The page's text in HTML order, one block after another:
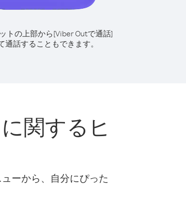
トの上部から[Viber Outで通話]
通話することもできます。
関するヒ
ーから、自分にぴった